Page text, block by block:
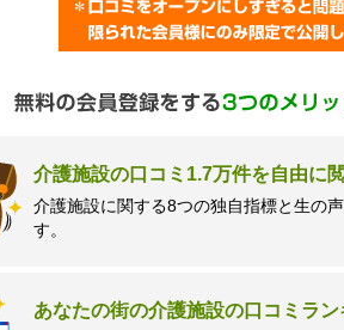
介護施設の口コミ1.7万件を自由に閲
介護施設に関する8つの独自指標と生の
す。
あなたの街の介護施設の口コミラン